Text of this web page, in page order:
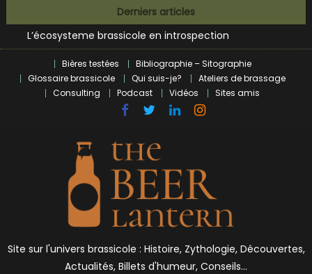
to
content
Derniers articles
L’écosysteme brassicole en introspection
Zoumaï : pionnier de la révolution craft à Marseille
L’intelligence artificielle dans le milieu brassicole
BrewDog racheté par Tilray pour une bouchée de pain ?
Bières et célébrités
Bières testées
Bibliographie – Sitographie
Glossaire brassicole
Qui suis-je?
Ateliers de brassage
Consulting
Podcast Vidéos Sites amis
Site sur l'univers brassicole : Histoire, Zythologie, Découvertes,
Actualités, Billets d'humeur, Conseils…